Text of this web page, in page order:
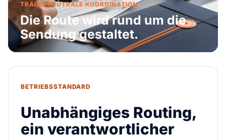
TRÄGERNEUTRALE KOORDINATION
Die Route wird rund um die
Sendung gestaltet.
BETRIEBSSTANDARD
Unabhängiges Routing,
ein verantwortlicher